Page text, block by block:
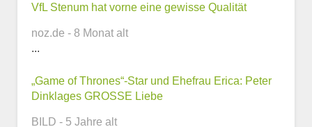
Webseite
VfL Stenum hat vorne eine gewisse Qualität
noz.de - 8 Monat alt
...
„Game of Thrones“-Star und Ehefrau Erica: Peter
Dinklages GROSSE Liebe
BILD - 5 Jahre alt